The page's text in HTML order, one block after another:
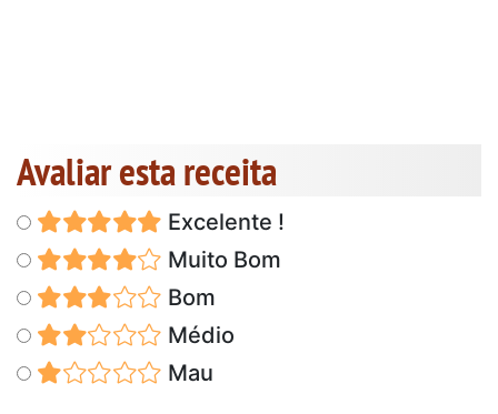
Avaliar esta receita
Excelente !
Muito Bom
Bom
Médio
Mau